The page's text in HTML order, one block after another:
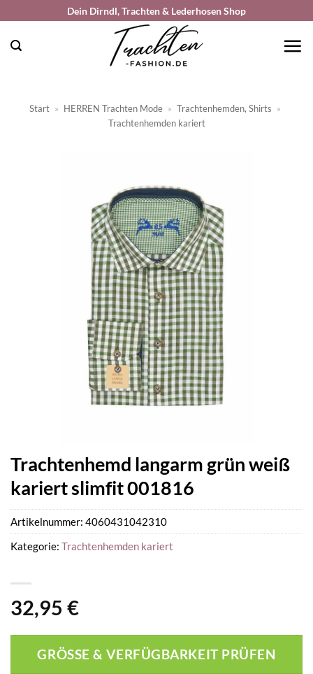
springen
Dein Dirndl, Trachten & Lederhosen Shop
Start » HERREN Trachten Mode » Trachtenhemden, Shirts »
Trachtenhemden kariert
Trachtenhemd langarm grün weiß
kariert slimfit 001816
32,95 €
GRÖSSE & VERFÜGBARKEIT PRÜFEN
Artikelnummer: 4060431042310
Kategorie: Trachtenhemden kariert